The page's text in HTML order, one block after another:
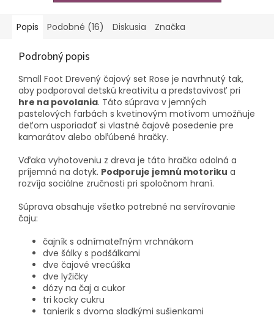
Popis Podobné (16) Diskusia Značka
Podrobný popis
Small Foot Drevený čajový set Rose je navrhnutý tak,
aby podporoval detskú kreativitu a predstavivosť pri
hre na povolania. Táto súprava v jemných
pastelových farbách s kvetinovým motívom umožňuje
deťom usporiadať si vlastné čajové posedenie pre
kamarátov alebo obľúbené hračky.
Vďaka vyhotoveniu z dreva je táto hračka odolná a
príjemná na dotyk. Podporuje jemnú motoriku a
rozvíja sociálne zručnosti pri spoločnom hraní.
Súprava obsahuje všetko potrebné na servírovanie
čaju:
čajník s odnímateľným vrchnákom
dve šálky s podšálkami
dve čajové vrecúška
dve lyžičky
dózy na čaj a cukor
tri kocky cukru
tanierik s dvoma sladkými sušienkami